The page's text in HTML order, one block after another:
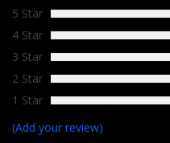
5 Star
4 Star
3 Star
2 Star
1 Star
(Add your review)